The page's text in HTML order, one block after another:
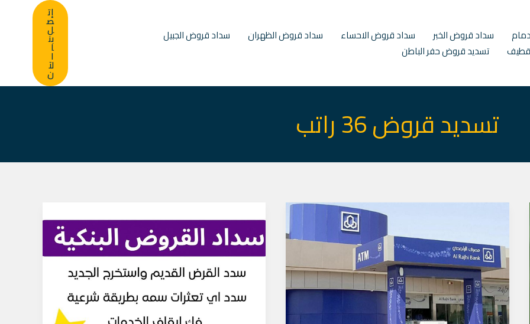
سداد قروض الخبر سداد قروض الاحساء سداد قروض الظهران
سداد قروض الجبيل
تسديد قروض حفر الباطن
إت
ص
ل
بن
ا
ا
لآ
ن
تسديد قروض 36 راتب
الشخصية
الدمام
عروض
تسديد
القروض